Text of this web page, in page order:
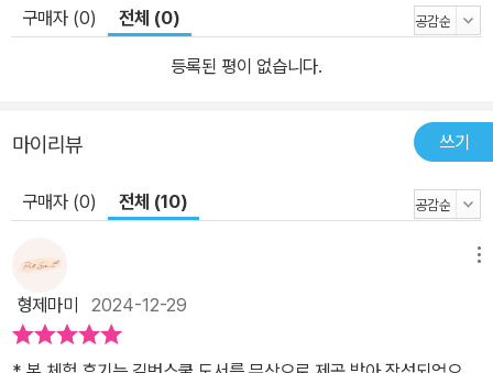
수학 문장제에서는 주어진 단계와 순서에 따라 사고하는 방법을 훈련
하여 절차적 문제해결력을 기를 수 있습니다.
구매자 (0) 전체 (0)
등록된 평이 없습니다.
마이리뷰 쓰기
구매자 (0) 전체 (10)
형제마미 2024-12-29